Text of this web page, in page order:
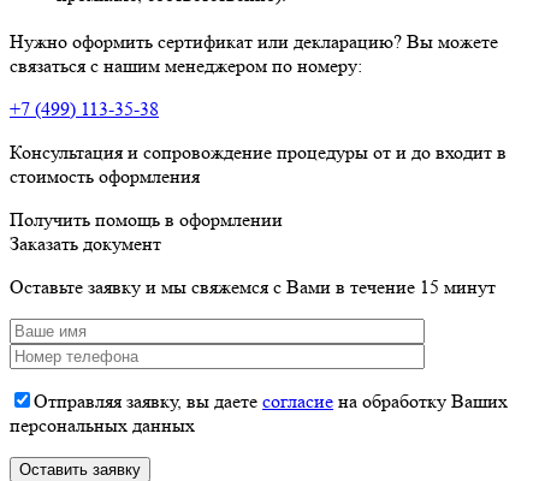
Нужно оформить сертификат или декларацию? Вы можете
связаться с нашим менеджером по номеру:
+7 (499) 113-35-38
Консультация и сопровождение процедуры от и до входит в
стоимость оформления
Получить помощь в оформлении
Заказать документ
Оставьте заявку и мы свяжемся с Вами в течение 15 минут
Отправляя заявку, вы даете согласие на обработку Ваших
персональных данных